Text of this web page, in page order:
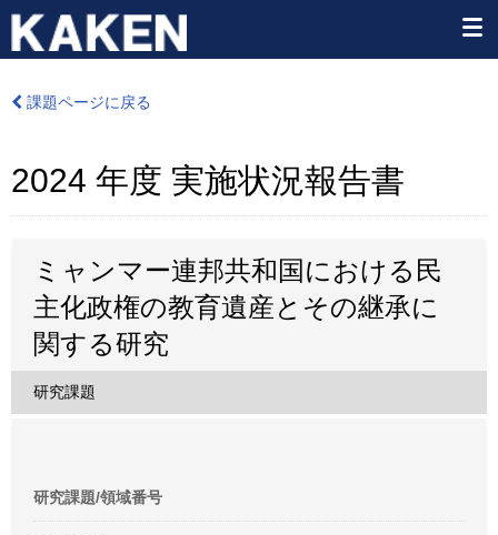
課題ページに戻る
2024 年度 実施状況報告書
ミャンマー連邦共和国における民
主化政権の教育遺産とその継承に
関する研究
研究課題
研究課題/領域番号